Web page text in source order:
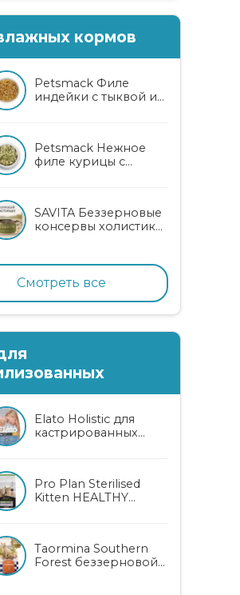
кормов
Petsmack Филе
индейки с тыквой и
Petsmack Нежное
филе курицы с
SAVITA Беззерновые
консервы холистик
кроликом
Смотреть все
Elato Holistic для
кастрированных
уткой
Pro Plan Sterilised
Kitten HEALTHY
котят от 3 до 12
месяцев с лососем
Taormina Southern
Forest беззерновой